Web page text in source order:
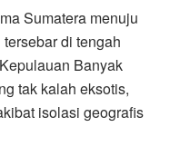
Sumatera menuju
di tengah
Banyak
tak kalah eksotis,
isolasi geografis